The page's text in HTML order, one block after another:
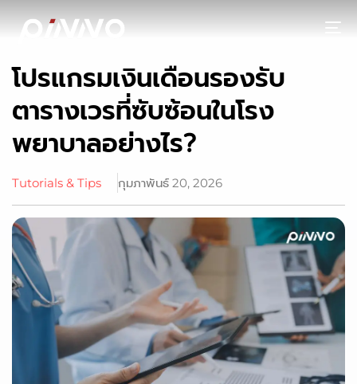
โปรแกรมเงินเดือนรองรับ
ตารางเวรที่ซับซ้อนในโรง
พยาบาลอย่างไร?
Tutorials & Tips กุมภาพันธ์ 20, 2026